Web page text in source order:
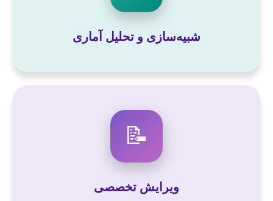
شبیه‌سازی و تحلیل آماری
📝
ویرایش تخصصی